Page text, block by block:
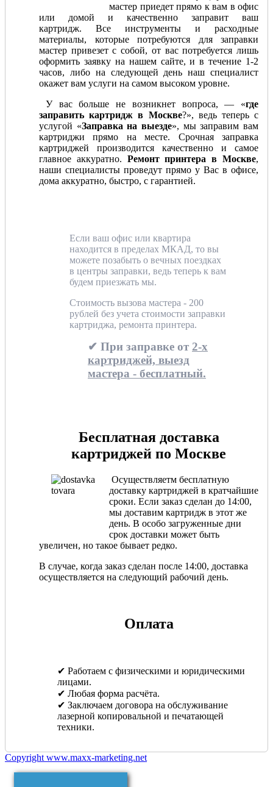
мастер приедет прямо к вам в офис
или домой и качественно заправит ваш
картридж. Все инструменты и расходные
материалы, которые потребуются для заправки
мастер привезет с собой, от вас потребуется лишь
оформить заявку на нашем сайте, и в течение 1-2
часов, либо на следующей день наш специалист
окажет вам услуги на самом высоком уровне.
У вас больше не возникнет вопроса, — «где
заправить картридж в Москве?», ведь теперь с
услугой «Заправка на выезде», мы заправим вам
картриджи прямо на месте. Срочная заправка
картриджей производится качественно и самое
главное аккуратно. Ремонт принтера в Москве,
наши специалисты проведут прямо у Вас в офисе,
дома аккуратно, быстро, с гарантией.
Если ваш офис или квартира
находится в пределах МКАД, то вы
можете позабыть о вечных поездках
в центры заправки, ведь теперь к вам
будем приезжать мы.
Стоимость вызова мастера - 200
рублей без учета стоимости заправки
картриджа, ремонта принтера.
✔ При заправке от 2-х
картриджей, выезд
мастера - бесплатный.
Бесплатная доставка
картриджей по Москве
Осуществляетм бесплатную
доставку картриджей в кратчайшие
сроки. Если заказ сделан до 14:00,
мы доставим картридж в этот же
день. В особо загруженные дни
срок доставки может быть
увеличен, но такое бывает редко.
В случае, когда заказ сделан после 14:00, доставка
осуществляется на следующий рабочий день.
Оплата
✔ Работаем с физическими и юридическими
лицами.
✔ Любая форма расчёта.
✔ Заключаем договора на обслуживание
лазерной копировальной и печатающей
техники.
Copyright www.maxx-marketing.net